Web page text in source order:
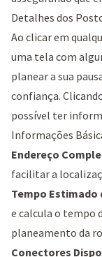
Detalhes dos
Ao clicar em
uma tela com
planear a sua
confiança.
possível ter
Informações
Endereço
facilitar a
Tempo Estimado
e calcula o tempo
planeamento da
Conectores